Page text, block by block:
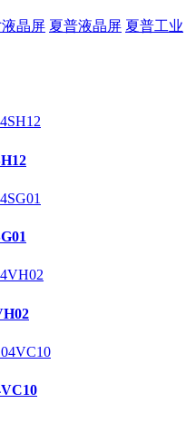
液晶屏 夏普液晶屏 夏普工业